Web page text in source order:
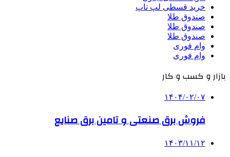
خرید قسطی لپ تاپ
صندوق طلا
صندوق طلا
صندوق طلا
وام فوری
وام فوری
بازار و کسب و کار
۱۴۰۴/۰۲/۰۷
فروش برق صنعتی و تامین برق صنایع
۱۴۰۳/۱۱/۱۲